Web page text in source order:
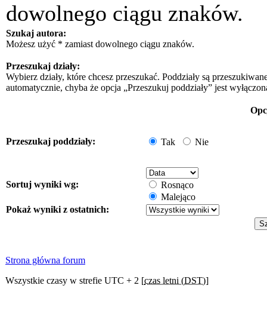
dowolnego ciągu znaków.
Szukaj autora:
Możesz użyć * zamiast dowolnego ciągu znaków.
Przeszukaj działy:
Wybierz działy, które chcesz przeszukać. Poddziały są
automatycznie, chyba że opcja „Przeszukuj poddziały” jest
Przeszukaj poddziały: Tak Nie
Sortuj wyniki wg:
Rosnąco
Malejąco
Pokaż wyniki z ostatnich:
Strona główna forum
Wszystkie czasy w strefie UTC + 2 [czas letni (DST)]